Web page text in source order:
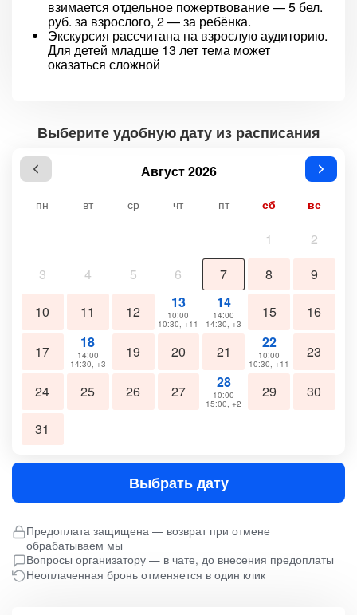
взимается отдельное пожертвование — 5 бел.
руб. за взрослого, 2 — за ребёнка.
Экскурсия рассчитана на взрослую аудиторию.
Для детей младше 13 лет тема может
оказаться сложной
Выберите удобную дату из расписания
Август 2026
пн вт ср чт пт сб вс
1
2
3
4 5 6 7 8 9
10 11 12
13
10:00
10:30, +11
14
14:00
14:30, +3
15 16
17
18
14:00
14:30, +3
19 20 21
22
10:00
10:30, +11
23
24 25 26 27
28
10:00
15:00, +2
29 30
31
Выбрать дату
Предоплата защищена — возврат при отмене
обрабатываем мы
Вопросы организатору — в чате, до внесения предоплаты
Неоплаченная бронь отменяется в один клик